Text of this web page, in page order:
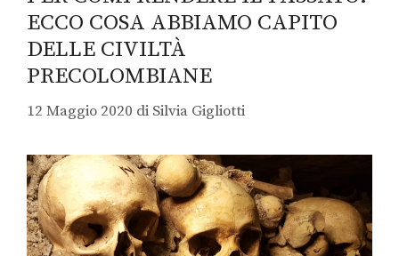
ECCO COSA ABBIAMO CAPITO
DELLE CIVILTÀ
PRECOLOMBIANE
12 Maggio 2020 di Silvia Gigliotti